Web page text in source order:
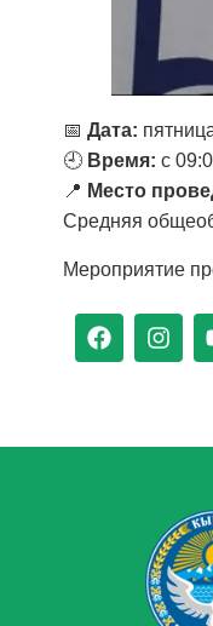
📅 Дата:
🕘 Время: с
📍 Место
Средняя
Мероприятие